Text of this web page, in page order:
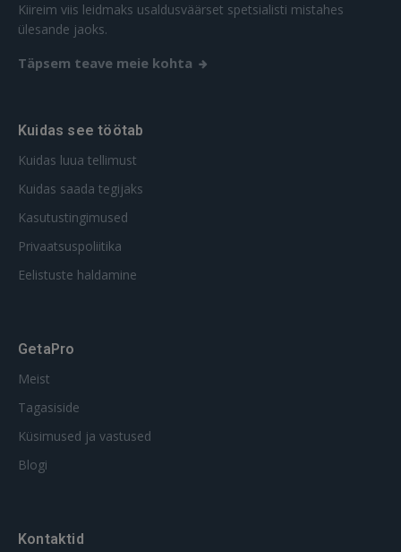
 Sign in with Apple
Ei ole veel registreerunud?
Kiireim viis leidmaks usaldusväärset spetsialisti mistahes
ülesande jaoks.
Täpsem teave meie kohta
Kuidas see töötab
Kuidas luua tellimust
Kuidas saada tegijaks
Kasutustingimused
Privaatsuspoliitika
Eelistuste haldamine
GetaPro
Meist
Tagasiside
Küsimused ja vastused
Blogi
Kontaktid